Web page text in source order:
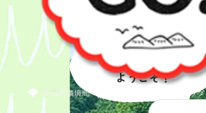
都庁総合トップ
里山へ
ようこそ！